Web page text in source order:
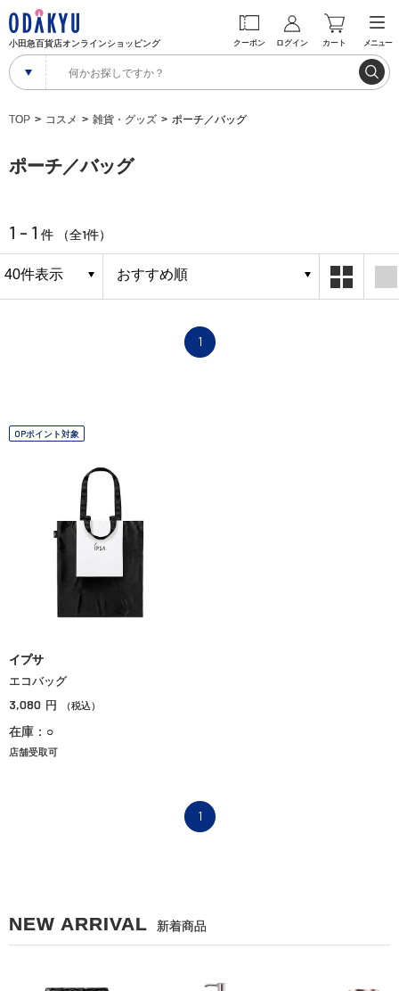
小田急百貨店オンラインショッピング クーポン ログイン カート メニュー
TOP コスメ 雑貨・グッズ ポーチ／バッグ
ポーチ／バッグ
1 - 1 件 （全1件）
1
OPポイント対象
イプサ
エコバッグ
3,080 円 （税込）
在庫：○
店舗受取可
1
NEW ARRIVAL 新着商品